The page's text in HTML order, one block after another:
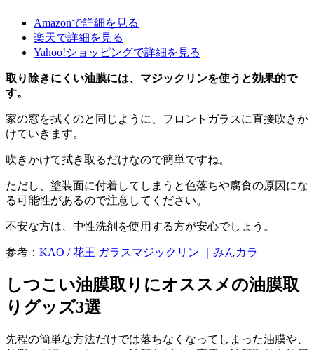
Amazonで詳細を見る
楽天で詳細を見る
Yahoo!ショッピングで詳細を見る
取り除きにくい油膜には、マジックリンを使うと効果的で
す。
家の窓を拭くのと同じように、フロントガラスに直接吹きか
けていきます。
吹きかけて拭き取るだけなので簡単ですね。
ただし、塗装面に付着してしまうと色落ちや腐食の原因にな
る可能性があるので注意してください。
不安な方は、中性洗剤を使用する方が安心でしょう。
参考： KAO / 花王 ガラスマジックリン ｜みんカラ
しつこい油膜取りにオススメの油膜取
りグッズ3選
先程の簡単な方法だけでは落ちなくなってしまった油膜や、